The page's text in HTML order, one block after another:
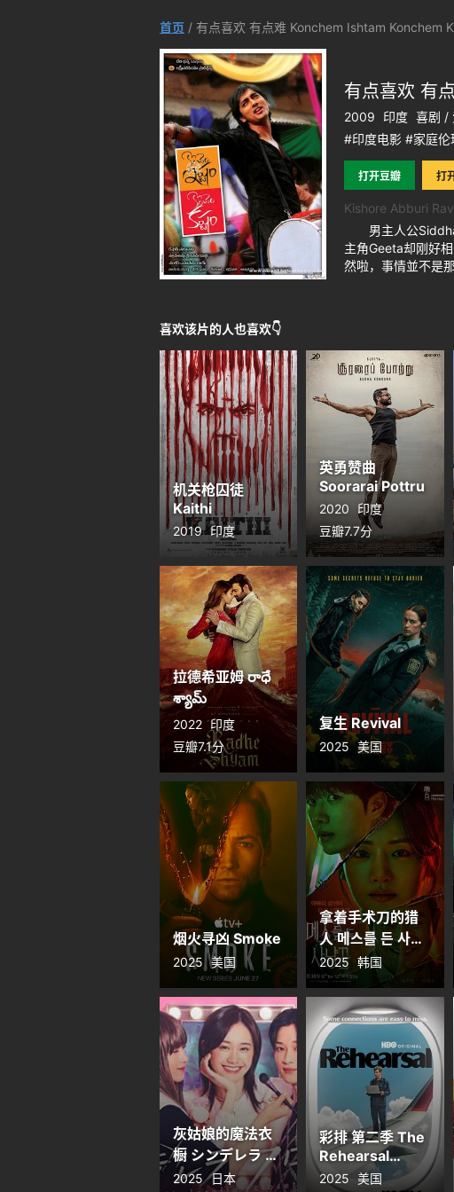
首页 / 有点喜欢 有点难 Konchem Ishtam Konchem
有点喜欢 有
2009 印度 喜剧 /
#印度电影 #家庭
打开豆瓣 打
Kishore Abburi
男主人公
主角Geeta却刚好
然啦，事情並不是
喜欢该片的人也喜欢👇
机关枪囚徒
Kaithi
2019 印度
英勇赞曲
Soorarai Pottru
2020
印度
豆瓣7.7分
拉德希亚姆 రాధే
శ్యామ్
2022 印度
豆瓣7.1分
复生 Revival
2025 美国
烟火寻凶 Smoke
2025 美国
拿着手术刀的猎
人 메스를 든 사냥
꾼
2025 韩国
灰姑娘的魔法衣
橱 シンデレラ ク
ロゼット
2025 日本
彩排 第二季 The
Rehearsal
Season 2
2025 美国